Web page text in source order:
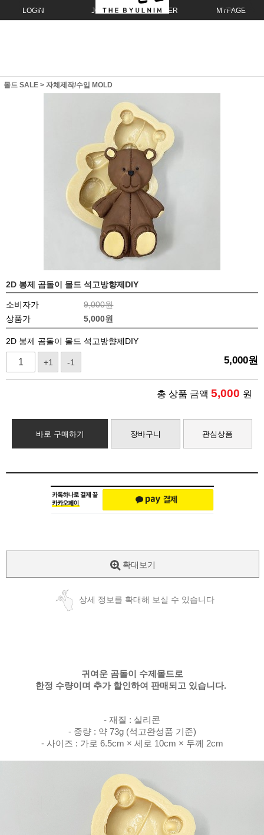
LOGIN JOIN ORDER MYPAGE
몰드 SALE > 자체제작/수입 MOLD
2D 봉제 곰돌이 몰드 석고방향제DIY
소비자가
9,000원
상품가
5,000원
2D 봉제 곰돌이 몰드 석고방향제DIY
+1 -1 5,000원
총 상품 금액 5,000 원
바로 구매하기 장바구니 관심상품
확대보기
상세 정보를 확대해 보실 수 있습니다
귀여운 곰돌이 수제몰드로
한정 수량이며 추가 할인하여 판매되고 있습니다.
- 재질 : 실리콘
- 중량 : 약 73g (석고완성품 기준)
- 사이즈 : 가로 6.5cm × 세로 10cm × 두께 2cm